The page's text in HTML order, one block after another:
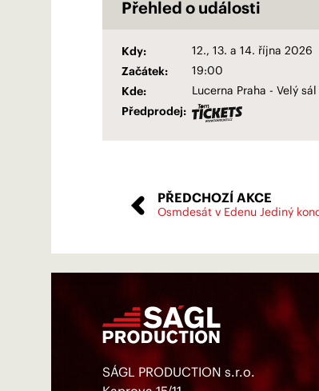
Přehled o události
Kdy:
12., 13. a 14. října 2026
Začátek:
19:00
Kde:
Lucerna Praha - Velý sál
Předprodej:
PŘEDCHOZÍ AKCE
Osmdesát v Edenu Jediný
SÁGL PRODUCTION s.r.o.